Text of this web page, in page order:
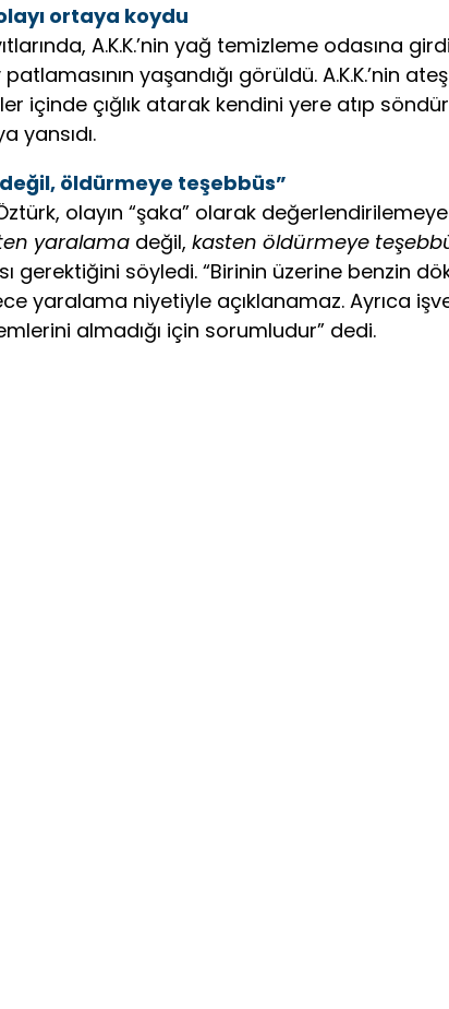
ortaya koydu
A.K.K.’nin yağ temizleme odasına
yaşandığı görüldü. A.K.K.’nin
içinde çığlık atarak kendini yere atıp
yansıdı.
öldürmeye teşebbüs”
Öztürk, olayın “şaka” olarak
yaralama değil, kasten öldürmeye
gerektiğini söyledi. “Birinin üzerine benzin
yaralama niyetiyle açıklanamaz. Ayrıca
almadığı için sorumludur” dedi.